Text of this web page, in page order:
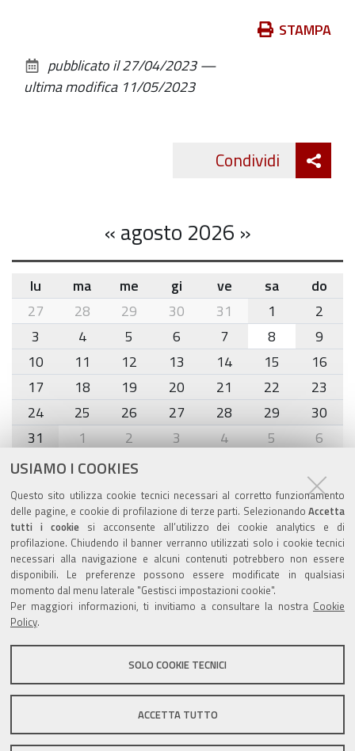
USIAMO I COOKIES
Questo sito utilizza cookie tecnici necessari al corretto funzionamento
delle pagine, e cookie di profilazione di terze parti. Selezionando Accetta
tutti i cookiesi acconsente all’utilizzo dei cookie analytics e di
profilazione. Chiudendo il banner verranno utilizzati solo i cookie tecnici
necessari alla navigazione e alcuni contenuti potrebbero non essere
disponibili. Le preferenze possono essere modificate in qualsiasi
momento dal menu laterale "Gestisci impostazioni cookie".
Per maggiori informazioni, ti invitiamo a consultare la nostra Cookie
Policy.
SOLO COOKIE TECNICI
ACCETTA TUTTO
documento
STAMPA
pubblicato il27/04/2023—
ultima modifica 11/05/2023
Condividi
«agosto 2026 »
month-
8
lu ma me gi ve sa
do
27
28 29 30 31 1
2
3
4 5 6 7 8
9
10
11 12 13 14 15
16
17
18 19 20 21 22
23
24
25 26 27 28 29
30
31
1 2 3 4 5 6
Agenda eventi
torna alla sezione
Valuta questo sito
Sito istituzionale Comune di Zola Predosa